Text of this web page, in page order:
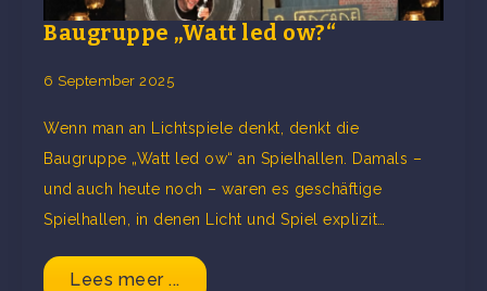
Baugruppe „Watt led ow?“
6 September 2025
Wenn man an Lichtspiele denkt, denkt die
Baugruppe „Watt led ow“ an Spielhallen. Damals –
und auch heute noch – waren es geschäftige
Spielhallen, in denen Licht und Spiel explizit…
Lees meer ...